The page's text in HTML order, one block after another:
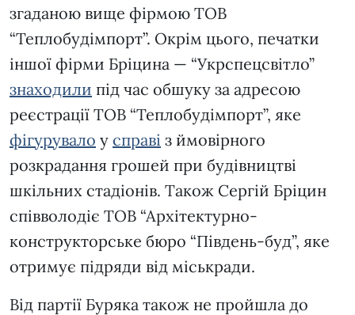
згаданою вище фірмою ТОВ
“Теплобудімпорт”. Окрім цього, печатки
іншої фірми Бріцина — “Укрспецсвітло”
знаходили під час обшуку за адресою
реєстрації ТОВ “Теплобудімпорт”, яке
фігурувало у справі з ймовірного
розкрадання грошей при будівництві
шкільних стадіонів. Також Сергій Бріцин
співволодіє ТОВ “Архітектурно-
конструкторське бюро “Південь-буд”, яке
отримує підряди від міськради.
Від партії Буряка також не пройшла до